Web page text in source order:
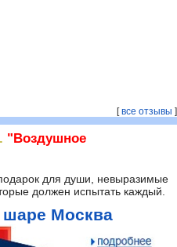
[все отзывы ]
"Воздушное
для души, невыразимые
должен испытать каждый.
шаре Москва